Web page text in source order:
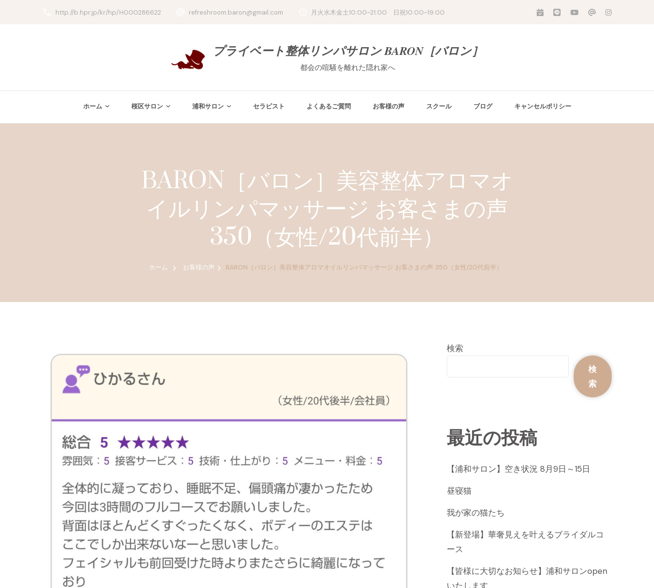
http://b.hpr.jp/kr/hp/H000286622 refreshroom.baron@gmail.com 月火水木金土10:00~21:00 日祝10:00~19:00
プライベート整体リンパサロン BARON［バロン］
都会の喧騒を離れた隠れ家へ
ホーム 桜区サロン 浦和サロン セラピスト よくあるご質問 お客様の声 スクール ブログ キャンセルポリシー
BARON［バロン］美容整体アロマオ
イルリンパマッサージ お客さまの声
350（女性/20代前半）
ホーム お客様の声 BARON［バロン］美容整体アロマオイルリンパマッサージ お客さまの声 350（女性/20代前半）
検索
検
索
最近の投稿
【浦和サロン】空き状況 8月9日～15日
昼寝猫
我が家の猫たち
【新登場】華奢見えを叶えるブライダルコ
ース
【皆様に大切なお知らせ】浦和サロンopen
いたします